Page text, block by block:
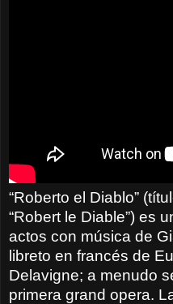
“Roberto el Diablo”
“Robert le Diable”) es
actos con música de
libreto en francés de
Delavigne; a menudo
primera grand opera.